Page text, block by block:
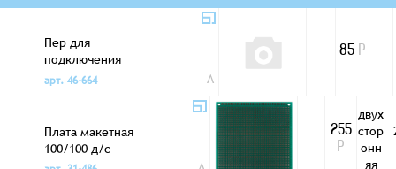
Пер для
подключения
шлейфа 30 pin
арт. 46-664 A
85 Р
Плата макетная
100/100 д/с
255
Р
двух
стор
онн
яя